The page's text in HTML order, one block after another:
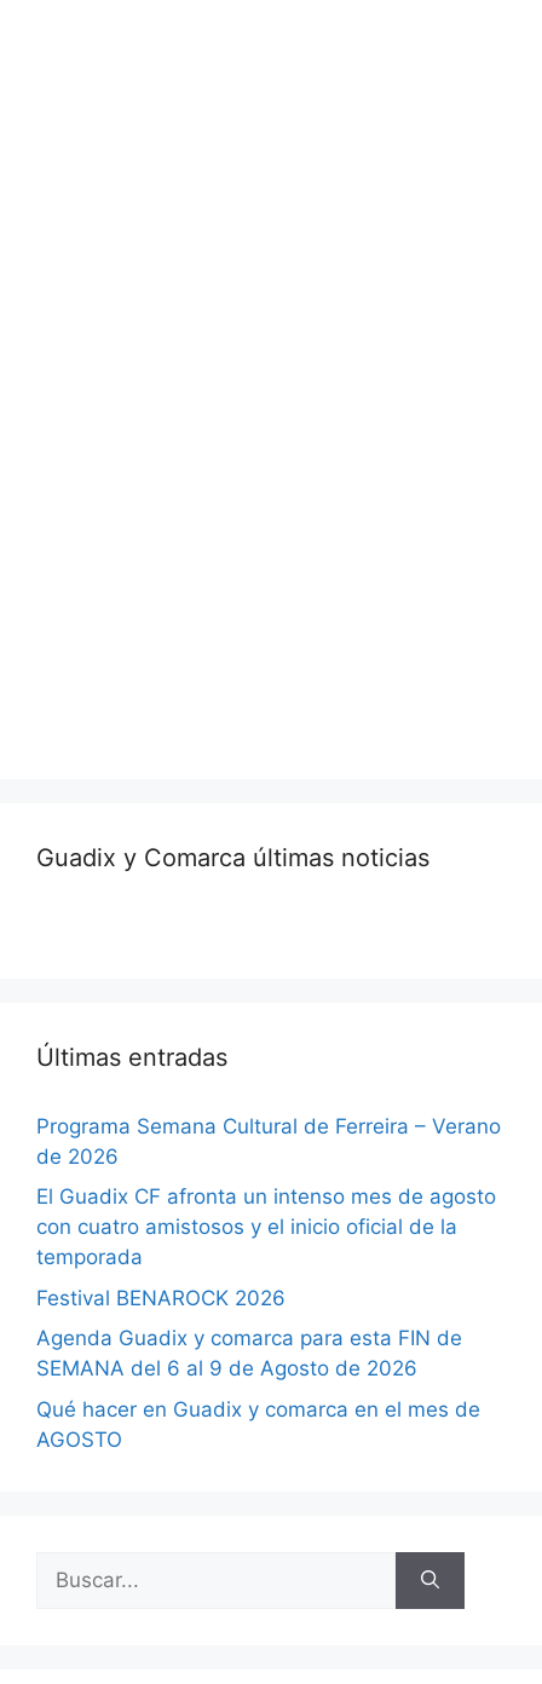
Guadix y Comarca últimas noticias
Últimas entradas
Programa Semana Cultural de Ferreira – Verano
de 2026
El Guadix CF afronta un intenso mes de agosto
con cuatro amistosos y el inicio oficial de la
temporada
Festival BENAROCK 2026
Agenda Guadix y comarca para esta FIN de
SEMANA del 6 al 9 de Agosto de 2026
Qué hacer en Guadix y comarca en el mes de
AGOSTO